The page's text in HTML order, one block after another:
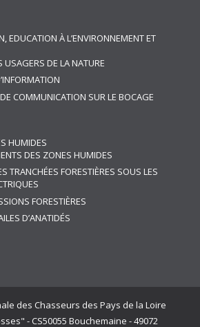
EDUCATION À L’ENVIRONNEMENT ET
USAGERS DE LA NATURE
COMMUNICATION SUR LE BOCAGE
HUMIDES
DES ZONES HUMIDES
TRANCHÉES FORESTIÈRES SOUS LES
FORESTIÈRES
D’ANATIDÉS
des Chasseurs des Pays de la Loire
- CS50055 Bouchemaine - 49072